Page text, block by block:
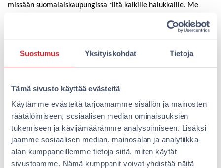
Suostumus Yksityiskohdat Tietoja
Tämä sivusto käyttää evästeitä
Käytämme evästeitä tarjoamamme sisällön ja mainosten
räätälöimiseen, sosiaalisen median ominaisuuksien
tukemiseen ja kävijämäärämme analysoimiseen. Lisäksi
jaamme sosiaalisen median, mainosalan ja analytiikka-
alan kumppaneillemme tietoja siitä, miten käytät
sivustoamme. Nämä kumppanit voivat yhdistää näitä
missään suomalaiskaupungissa riitä kaikille halukkaille. Me
emme kuitenkaan halua silloinkaan ohjata tarjontaa niin, että
se on mahdollista vain niille, joille hinta ei ole este. Me
suomalaisilla on mahdollisuus liikkua ja kokea enemmän. Ja
uskomme myös siihen, että saamme asiakkaamme helpommin
ei heittelehdi täysin mielivaltaisesti tuotteen pysyessä
käytännössä samana. Haluamme, että meidän asiakkaillamme
kaikki rahat eivät kulu hotellihuoneeseen, vaan heillä on varaa
ostaa myös Robbie Williams -t-paita tai tarjota Slushissa lounas
mielenkiintoiselle yhteistyökumppanille. Kysymys kuuluukin,
kenen etu dynaaminen hinnoittelu on?